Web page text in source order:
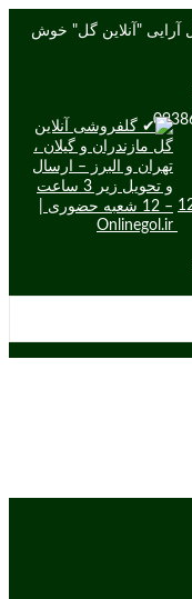
آرایی "آنلاین گل" خوش